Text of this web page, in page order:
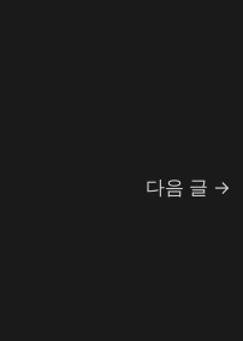
다음 글 →